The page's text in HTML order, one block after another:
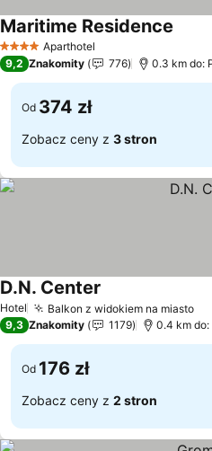
4 KategoriaAparthotel
Maritime Residence
9,2 Znakomity 776 0.3 km do:
Od 374 zł
Zobacz ceny z 3 stron
Hotel Balkon z widokiem na miasto
D.N. Center
9,3 Znakomity 1179 0.4 km
Od 176 zł
Zobacz ceny z 2 stron